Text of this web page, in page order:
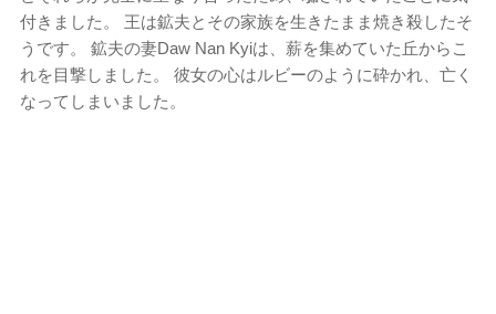
付きました。 王は鉱夫とその家族を生きたまま焼き殺したそ
うです。 鉱夫の妻Daw Nan Kyiは、薪を集めていた丘からこ
れを目撃しました。 彼女の心はルビーのように砕かれ、亡く
なってしまいました。